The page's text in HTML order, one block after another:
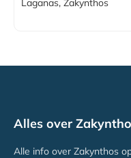
Laganas, Zakynthos
Alles over
Alle info over Zakynthos